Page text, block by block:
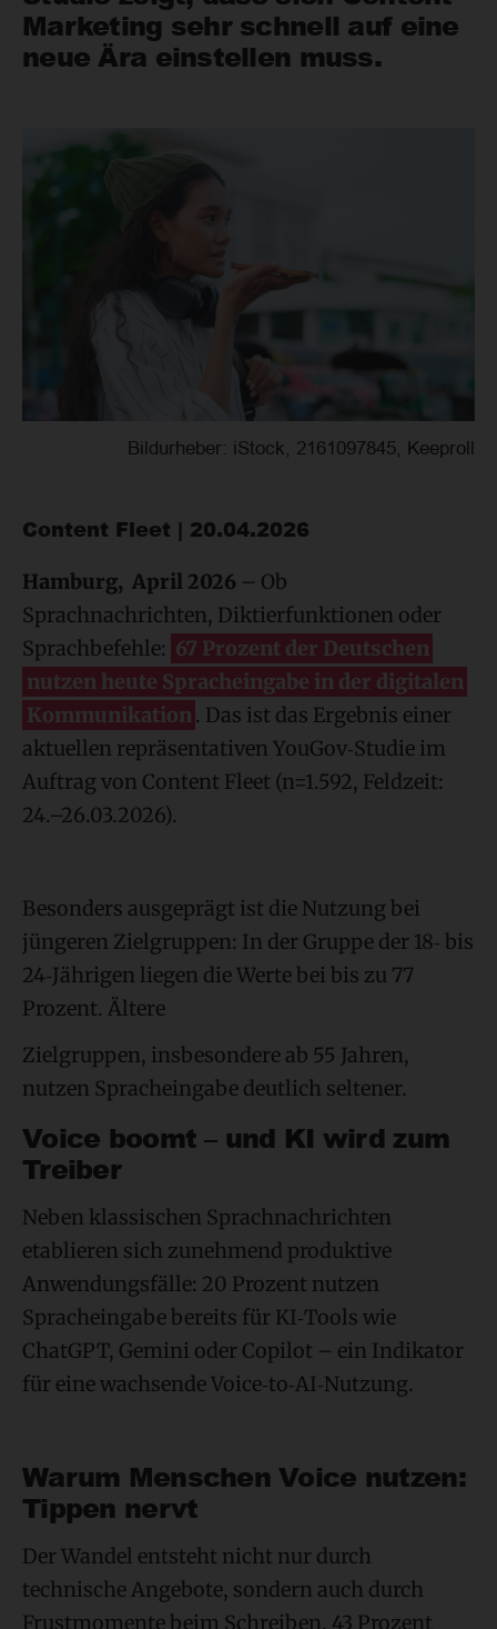
Marketing sehr schnell auf eine
neue Ära einstellen muss.
Bildurheber: iStock, 2161097845, Keeproll
Content Fleet | 20.04.2026
Hamburg, April 2026 – Ob
Sprachnachrichten, Diktierfunktionen oder
Sprachbefehle: 67 Prozent der Deutschen
nutzen heute Spracheingabe in der digitalen
Kommunikation. Das ist das Ergebnis einer
aktuellen repräsentativen YouGov‑Studie im
Auftrag von Content Fleet (n=1.592, Feldzeit:
24.–26.03.2026).
Besonders ausgeprägt ist die Nutzung bei
jüngeren Zielgruppen: In der Gruppe der 18‑ bis
24‑Jährigen liegen die Werte bei bis zu 77
Prozent. Ältere
Zielgruppen, insbesondere ab 55 Jahren,
nutzen Spracheingabe deutlich seltener.
Voice boomt – und KI wird zum
Treiber
Neben klassischen Sprachnachrichten
etablieren sich zunehmend produktive
Anwendungsfälle: 20 Prozent nutzen
Spracheingabe bereits für KI‑Tools wie
ChatGPT, Gemini oder Copilot – ein Indikator
für eine wachsende Voice‑to‑AI‑Nutzung.
Warum Menschen Voice nutzen:
Tippen nervt
Der Wandel entsteht nicht nur durch
technische Angebote, sondern auch durch
Frustmomente beim Schreiben. 43 Prozent